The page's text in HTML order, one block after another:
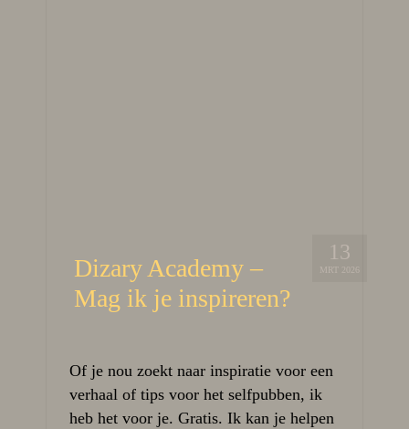
13
MRT 2026
Dizary Academy –
Mag ik je inspireren?
Of je nou zoekt naar inspiratie voor een
verhaal of tips voor het selfpubben, ik
heb het voor je. Gratis. Ik kan je helpen